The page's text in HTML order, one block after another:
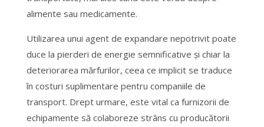
alimente sau medicamente.
Utilizarea unui agent de expandare nepotrivit poate
duce la pierderi de energie semnificative și chiar la
deteriorarea mărfurilor, ceea ce implicit se traduce
în costuri suplimentare pentru companiile de
transport. Drept urmare, este vital ca furnizorii de
echipamente să colaboreze strâns cu producătorii